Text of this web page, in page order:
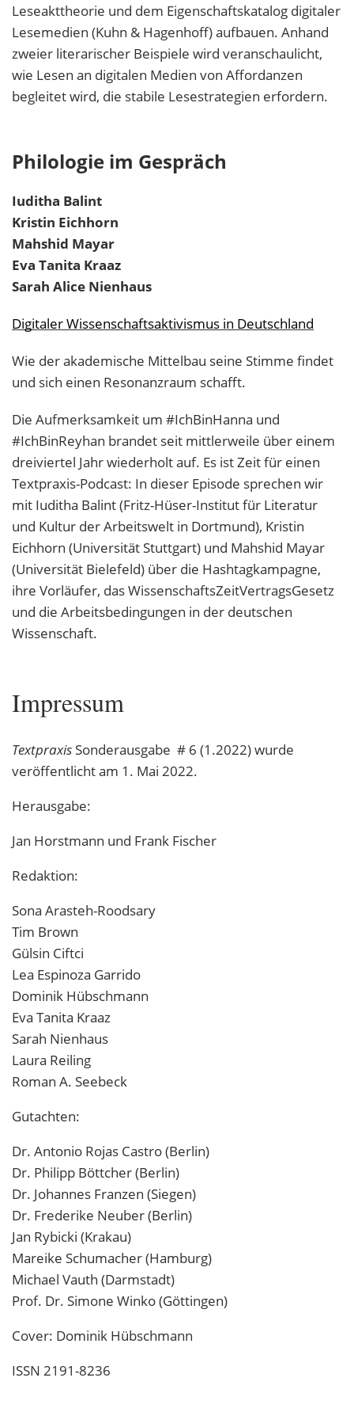
Leseakttheorie und dem Eigenschaftskatalog digitaler
Lesemedien (Kuhn & Hagenhoff) aufbauen. Anhand
zweier literarischer Beispiele wird veranschaulicht,
wie Lesen an digitalen Medien von Affordanzen
begleitet wird, die stabile Lesestrategien erfordern.
Philologie im Gespräch
Iuditha Balint
Kristin Eichhorn
Mahshid Mayar
Eva Tanita Kraaz
Sarah Alice Nienhaus
Digitaler Wissenschaftsaktivismus in Deutschland
Wie der akademische Mittelbau seine Stimme findet
und sich einen Resonanzraum schafft.
Die Aufmerksamkeit um #IchBinHanna und
#IchBinReyhan brandet seit mittlerweile über einem
dreiviertel Jahr wiederholt auf. Es ist Zeit für einen
Textpraxis-Podcast: In dieser Episode sprechen wir
mit Iuditha Balint (Fritz-Hüser-Institut für Literatur
und Kultur der Arbeitswelt in Dortmund), Kristin
Eichhorn (Universität Stuttgart) und Mahshid Mayar
(Universität Bielefeld) über die Hashtagkampagne,
ihre Vorläufer, das WissenschaftsZeitVertragsGesetz
und die Arbeitsbedingungen in der deutschen
Wissenschaft.
Impressum
Textpraxis Sonderausgabe # 6 (1.2022) wurde
veröffentlicht am 1. Mai 2022.
Herausgabe:
Jan Horstmann und Frank Fischer
Redaktion:
Sona Arasteh-Roodsary
Tim Brown
Gülsin Ciftci
Lea Espinoza Garrido
Dominik Hübschmann
Eva Tanita Kraaz
Sarah Nienhaus
Laura Reiling
Roman A. Seebeck
Gutachten:
Dr. Antonio Rojas Castro (Berlin)
Dr. Philipp Böttcher (Berlin)
Dr. Johannes Franzen (Siegen)
Dr. Frederike Neuber (Berlin)
Jan Rybicki (Krakau)
Mareike Schumacher (Hamburg)
Michael Vauth (Darmstadt)
Prof. Dr. Simone Winko (Göttingen)
Cover: Dominik Hübschmann
ISSN 2191-8236